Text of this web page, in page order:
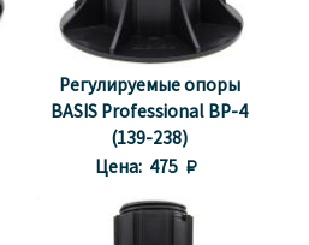
Регулируемые опоры
BASIS Professional BP-4
(139-238)
Цена: 475 